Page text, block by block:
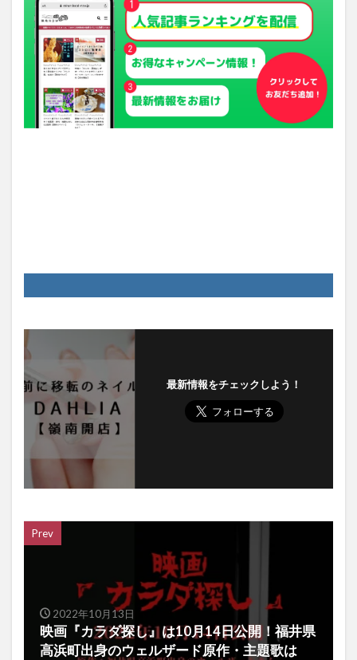
最新情報をチェックしよう！
Prev
2022年10月13日
映画『カラダ探し』は10月14日公開！福井県
高浜町出身のウェルザード原作・主題歌は